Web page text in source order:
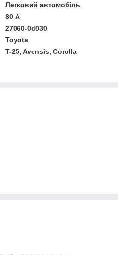
Легковий автомобіль
80 А
27060-0d030
Toyota
T-25, Avensis, Corolla